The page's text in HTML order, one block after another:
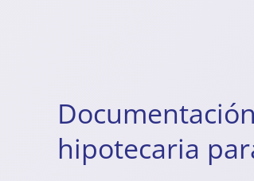
hipotecaria